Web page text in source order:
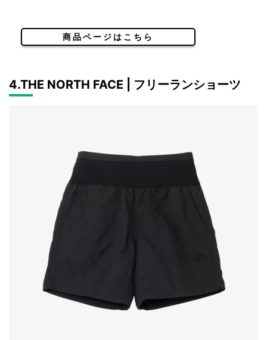
商品ページはこちら
4.THE NORTH FACE | フリーランショーツ